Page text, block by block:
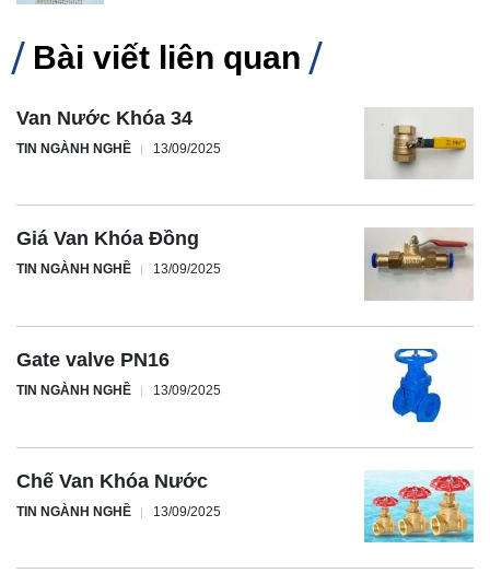
Bài viết liên quan
Van Nước Khóa 34
TIN NGÀNH NGHỀ 13/09/2025
Giá Van Khóa Đồng
TIN NGÀNH NGHỀ 13/09/2025
Gate valve PN16
TIN NGÀNH NGHỀ 13/09/2025
Chế Van Khóa Nước
TIN NGÀNH NGHỀ 13/09/2025